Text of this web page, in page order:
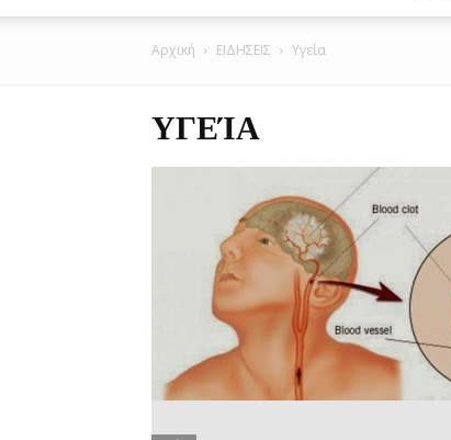
Αρχική ΕΙΔΗΣΕΙΣ Υγεία
ΥΓΕΊΑ